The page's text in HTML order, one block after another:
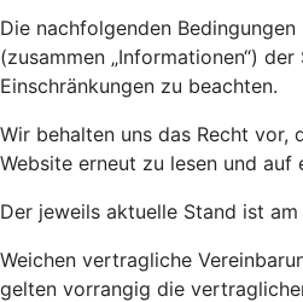
Die nachfolgenden
(zusammen „Informationen“)
Einschränkungen zu beachten.
Wir behalten uns das Recht vor,
Website erneut zu lesen und
Der jeweils aktuelle Stand ist
Weichen vertragliche
gelten vorrangig die